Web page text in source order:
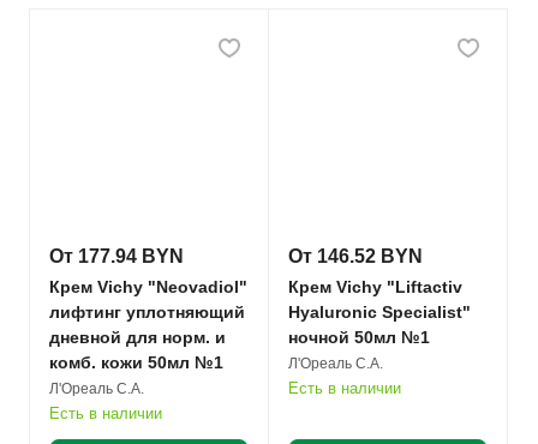
От 177.94 BYN
Крем Vichy "Neovadiol"
лифтинг уплотняющий
дневной для норм. и
комб. кожи 50мл №1
Л'Ореаль С.А.
Есть в наличии
От 146.52 BYN
Крем Vichy "Liftactiv
Hyaluronic Specialist"
ночной 50мл №1
Л'Ореаль С.А.
Есть в наличии